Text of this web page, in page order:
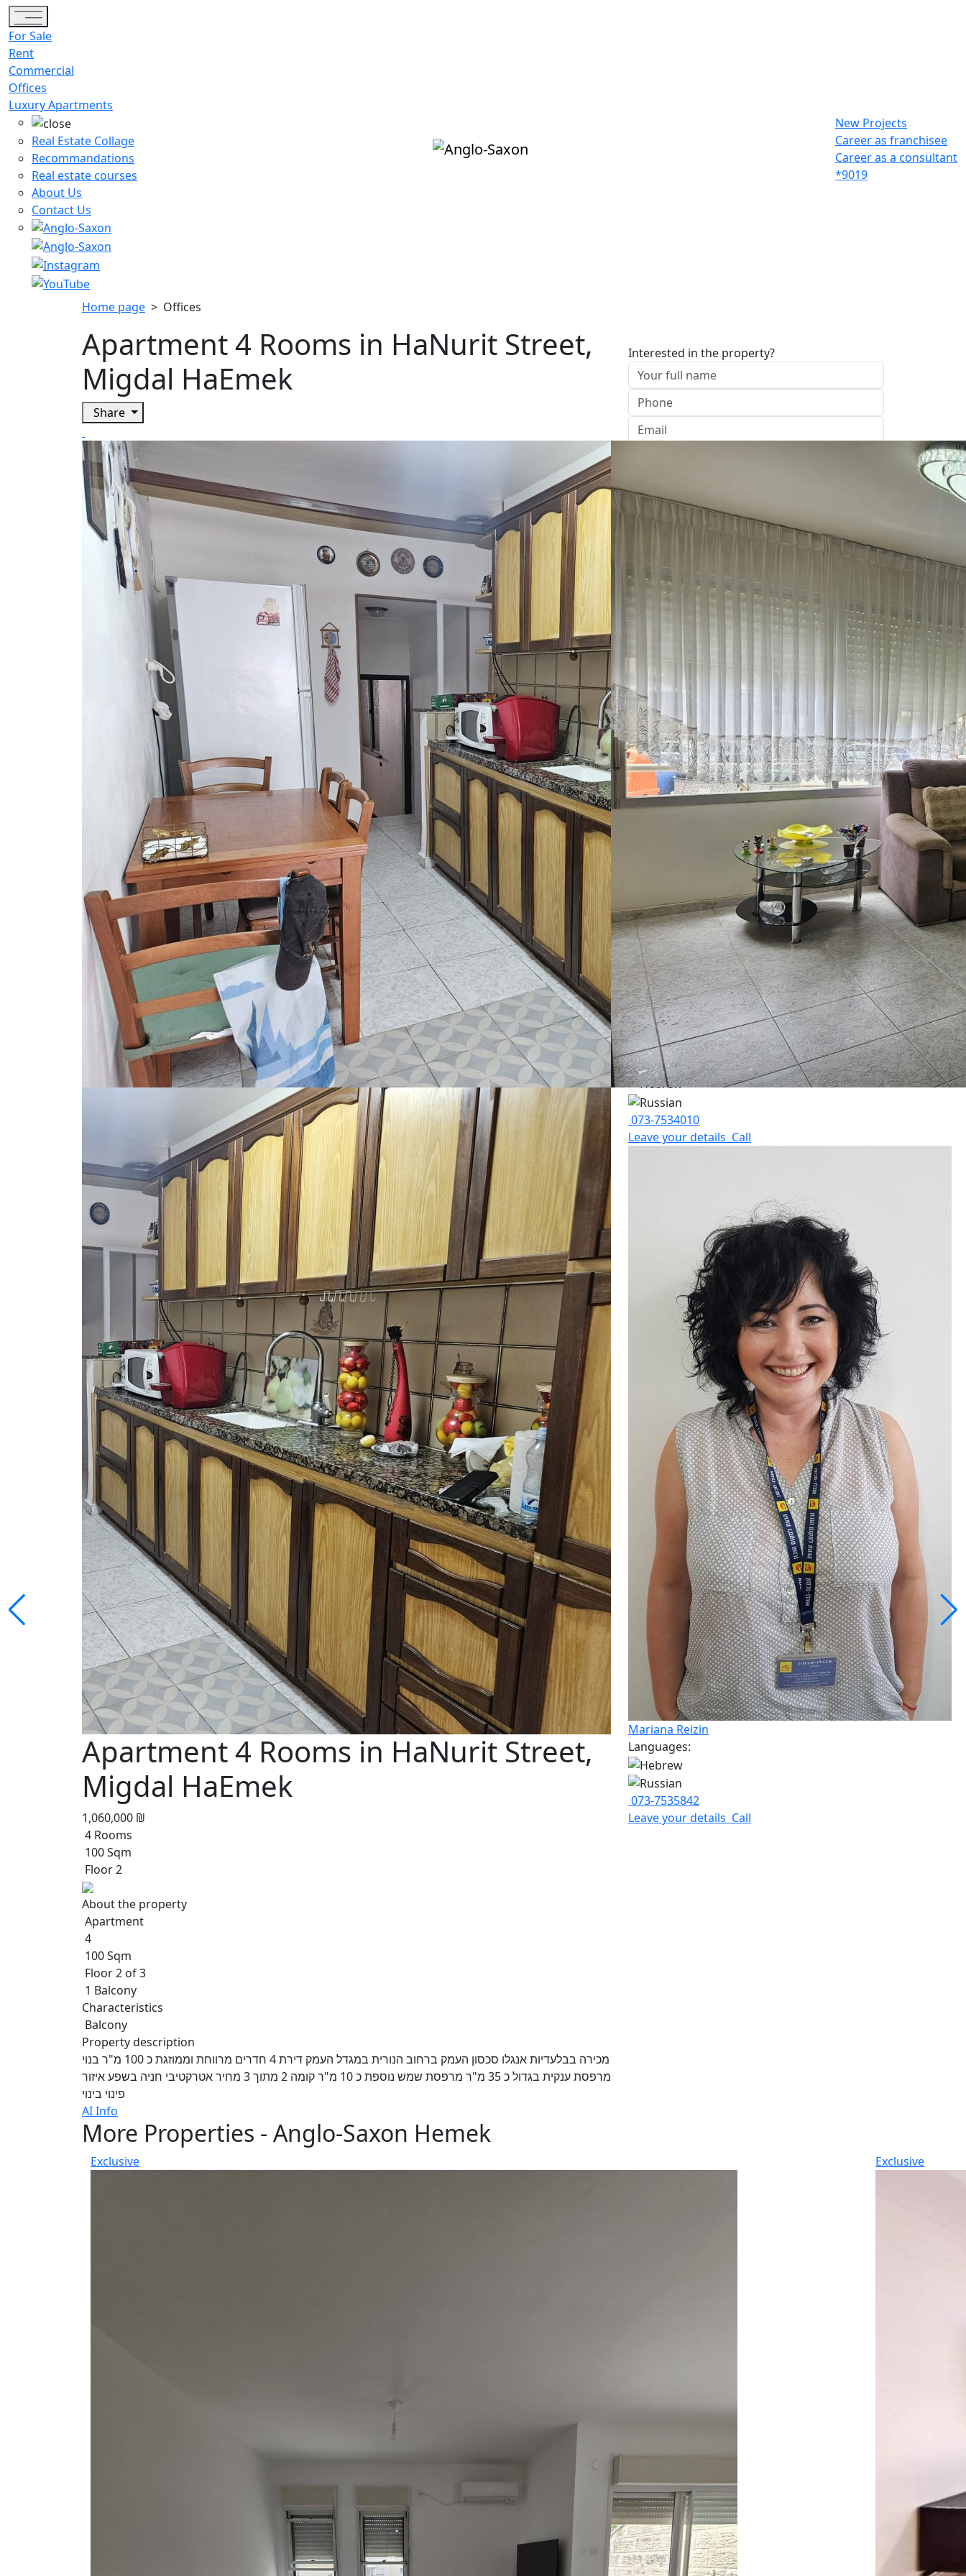
Toggle navigation
For Sale
Rent
Commercial
Offices
Luxury Apartments
Real Estate Collage
Recommandations
Real estate courses
About Us
Contact Us
New Projects
Career as franchisee
Career as a consultant
*9019
Home page > Offices
Apartment 4 Rooms in HaNurit Street,
Migdal HaEmek
Share
Apartment 4 Rooms in HaNurit Street,
Migdal HaEmek
1,060,000 ₪
4 Rooms
100 Sqm
Floor 2
About the property
Apartment
4
100 Sqm
Floor 2 of 3
1 Balcony
Characteristics
Balcony
Property description
מכירה בבלעדיות אנגלו סכסון העמק ברחוב הנורית במגדל העמק דירת 4 חדרים מרווחת וממוזגת כ 100 מ"ר בנוי
מרפסת ענקית בגדול כ 35 מ"ר מרפסת שמש נוספת כ 10 מ"ר קומה 2 מתוך 3 מחיר אטרקטיבי חניה בשפע איזור
פינוי בינוי
AI Info
Interested in the property?
Languages:
073-7534010
Leave your details Call
Mariana Reizin
Languages:
073-7535842
Leave your details Call
More Properties - Anglo-Saxon Hemek
Exclusive Exclusive